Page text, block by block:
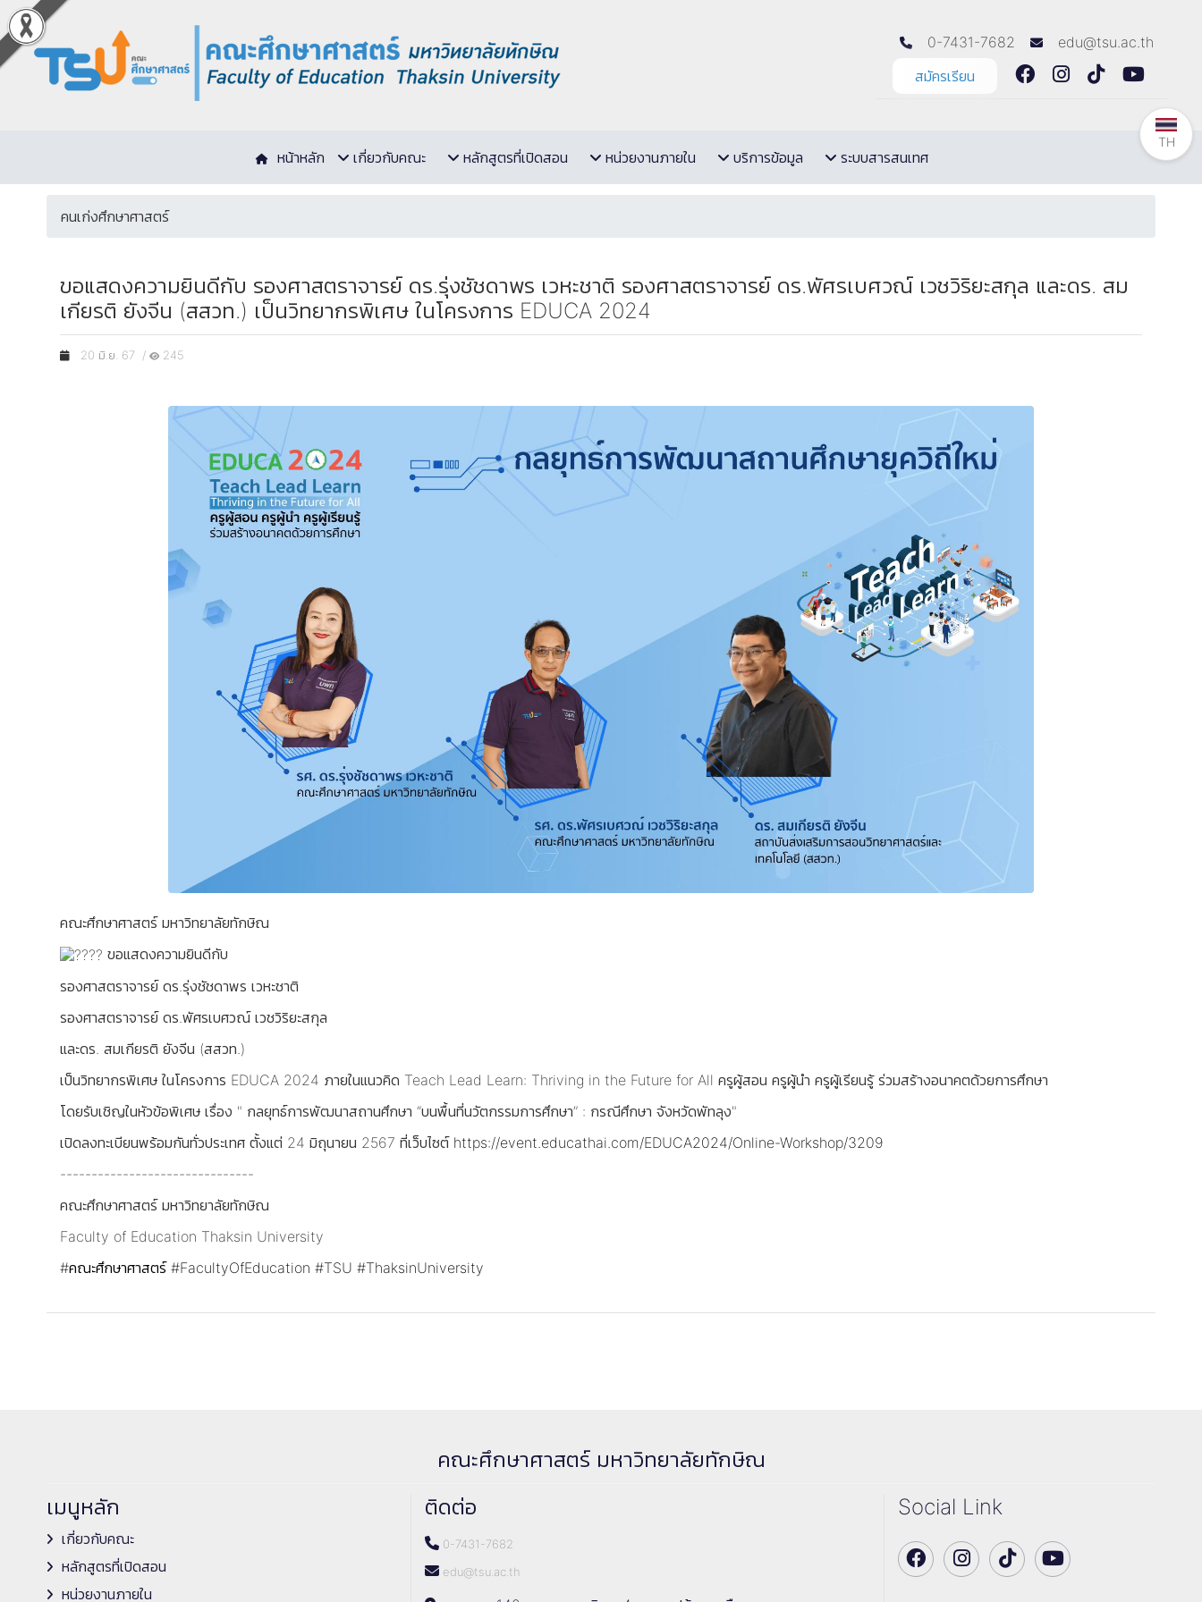
0-7431-7682
edu@tsu.ac.th
สมัครเรียน
หน้าหลัก เกี่ยวกับคณะ หลักสูตรที่เปิดสอน หน่วยงานภายใน บริการข้อมูล ระบบสารสนเทศ
คนเก่งศึกษาศาสตร์
ขอแสดงความยินดีกับ รองศาสตราจารย์ ดร.รุ่งชัชดาพร เวหะชาติ รองศาสตราจารย์ ดร.พัศรเบศวณ์ เวชวิริยะสกุล และดร. สม
เกียรติ ยังจีน (สสวท.) เป็นวิทยากรพิเศษ ในโครงการ EDUCA 2024
20 มิ.ย. 67 / 245
คณะศึกษาศาสตร์ มหาวิทยาลัยทักษิณ
ขอแสดงความยินดีกับ
รองศาสตราจารย์ ดร.รุ่งชัชดาพร เวหะชาติ
รองศาสตราจารย์ ดร.พัศรเบศวณ์ เวชวิริยะสกุล
และดร. สมเกียรติ ยังจีน (สสวท.)
เป็นวิทยากรพิเศษ ในโครงการ EDUCA 2024 ภายในแนวคิด Teach Lead Learn: Thriving in the Future for All ครูผู้สอน ครูผู้นำ ครูผู้เรียนรู้ ร่วมสร้างอนาคตด้วยการศึกษา
โดยรับเชิญในหัวข้อพิเศษ เรื่อง " กลยุทธ์การพัฒนาสถานศึกษา “บนพื้นที่นวัตกรรมการศึกษา” : กรณีศึกษา จังหวัดพัทลุง"
เปิดลงทะเบียนพร้อมกันทั่วประเทศ ตั้งแต่ 24 มิถุนายน 2567 ที่เว็บไซต์ https://event.educathai.com/EDUCA2024/Online-Workshop/3209
-------------------------------
คณะศึกษาศาสตร์ มหาวิทยาลัยทักษิณ
Faculty of Education Thaksin University
#คณะศึกษาศาสตร์ #FacultyOfEducation #TSU #ThaksinUniversity
คณะศึกษาศาสตร์ มหาวิทยาลัยทักษิณ
เมนูหลัก
เกี่ยวกับคณะ
หลักสูตรที่เปิดสอน
หน่วยงานภายใน
ติดต่อ
0-7431-7682
edu@tsu.ac.th
Social Link
TH